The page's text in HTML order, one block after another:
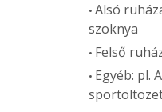
Alsó
szoknya
Felső
Egyéb: pl.